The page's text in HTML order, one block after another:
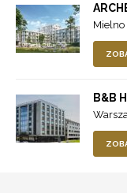
Mielno
B&B